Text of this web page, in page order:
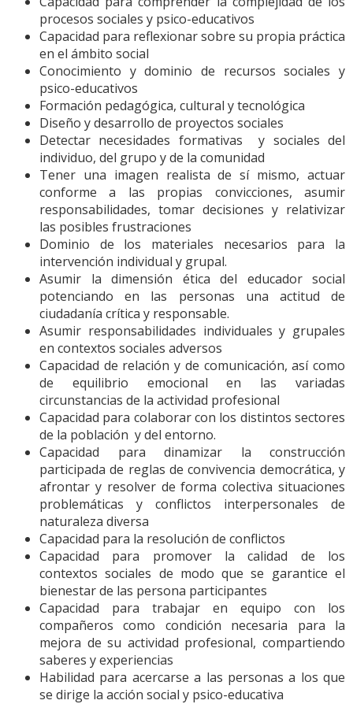
procesos sociales y psico-educativos
Capacidad para reflexionar sobre su propia práctica
en el ámbito social
Conocimiento y dominio de recursos sociales y
psico-educativos
Formación pedagógica, cultural y tecnológica
Diseño y desarrollo de proyectos sociales
Detectar necesidades formativas y sociales del
individuo, del grupo y de la comunidad
Tener una imagen realista de sí mismo, actuar
conforme a las propias convicciones, asumir
responsabilidades, tomar decisiones y relativizar
las posibles frustraciones
Dominio de los materiales necesarios para la
intervención individual y grupal.
Asumir la dimensión ética del educador social
potenciando en las personas una actitud de
ciudadanía crítica y responsable.
Asumir responsabilidades individuales y grupales
en contextos sociales adversos
Capacidad de relación y de comunicación, así como
de equilibrio emocional en las variadas
circunstancias de la actividad profesional
Capacidad para colaborar con los distintos sectores
de la población y del entorno.
Capacidad para dinamizar la construcción
participada de reglas de convivencia democrática, y
afrontar y resolver de forma colectiva situaciones
problemáticas y conflictos interpersonales de
naturaleza diversa
Capacidad para la resolución de conflictos
Capacidad para promover la calidad de los
contextos sociales de modo que se garantice el
bienestar de las persona participantes
Capacidad para trabajar en equipo con los
compañeros como condición necesaria para la
mejora de su actividad profesional, compartiendo
saberes y experiencias
Habilidad para acercarse a las personas a los que
se dirige la acción social y psico-educativa